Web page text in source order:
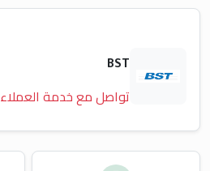
BST
تواصل مع خدمة العملاء